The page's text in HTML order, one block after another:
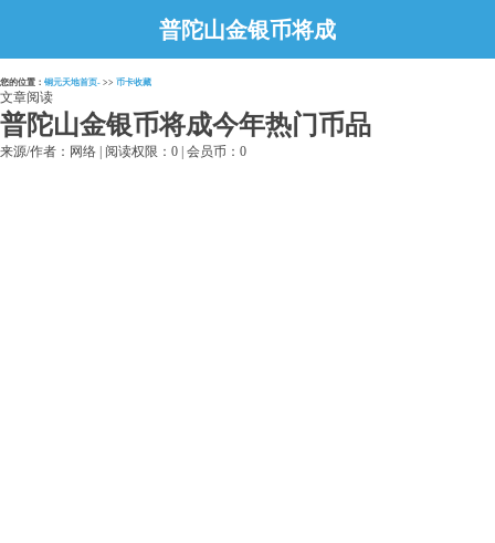
普陀山金银币将成
今年热门币品
您的位置： 铜元天地首页- >> 币卡收藏
文章阅读
普陀山金银币将成今年热门币品
来源/作者：网络 | 阅读权限：0 | 会员币：0